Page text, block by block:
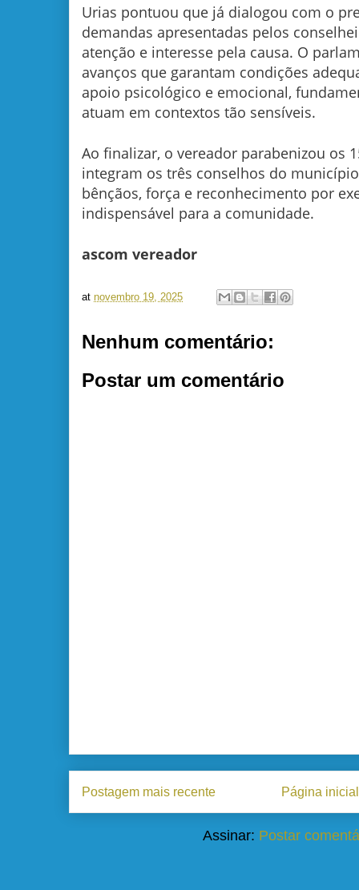
Urias pontuou que já dialogou com o
demandas apresentadas pelos
atenção e interesse pela causa. O
avanços que garantam condições
apoio psicológico e emocional,
atuam em contextos tão sensíveis.
Ao finalizar, o vereador parabenizou os
integram os três conselhos do
bênçãos, força e reconhecimento por
indispensável para a comunidade.
ascom vereador
at novembro 19, 2025
Nenhum comentário:
Postar um comentário
Postagem mais recente Página inicial
Assinar: Postar